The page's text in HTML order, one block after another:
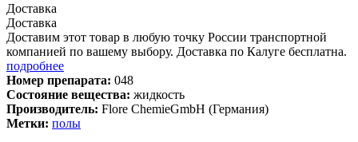
Доставка
Доставка
Доставим этот товар в любую точку России транспортной
компанией по вашему выбору. Доставка по Калуге бесплатна.
подробнее
Номер препарата: 048
Состояние вещества: жидкость
Производитель: Flore ChemieGmbH (Германия)
Метки: полы